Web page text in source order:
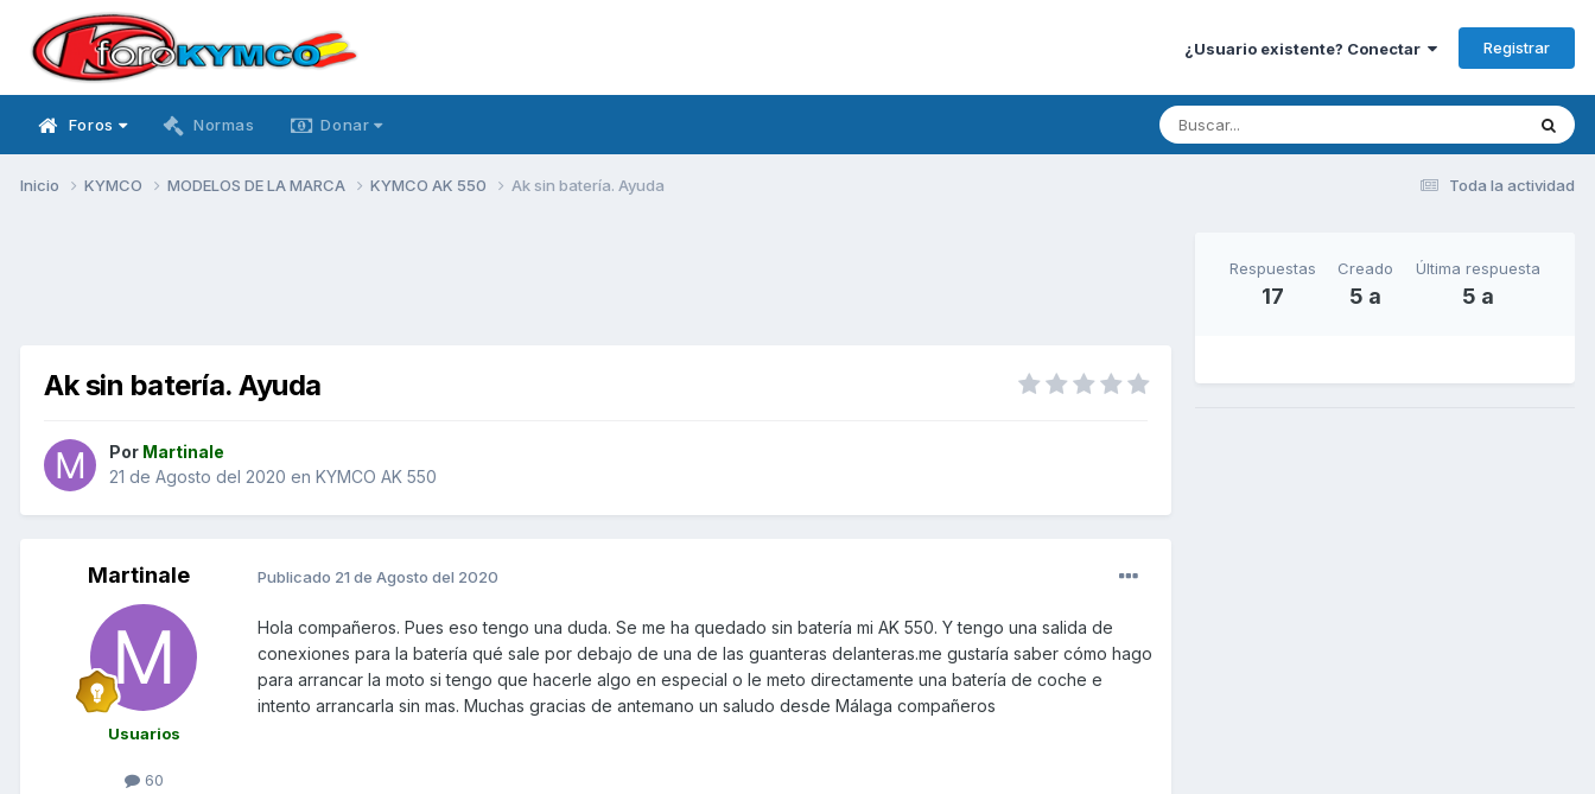
¿Usuario existente? Conectar Registrar
Foros Normas Donar
Toda la actividad
Inicio KYMCO MODELOS DE LA MARCA KYMCO AK 550 Ak sin batería. Ayuda
Ak sin batería. Ayuda
Por Martinale
21 de Agosto del 2020 en KYMCO AK 550
Martinale
Usuarios
60
Publicado 21 de Agosto del 2020
Hola compañeros. Pues eso tengo una duda. Se me ha quedado sin batería mi AK 550. Y tengo una salida de
conexiones para la batería qué sale por debajo de una de las guanteras delanteras.me gustaría saber cómo hago
para arrancar la moto si tengo que hacerle algo en especial o le meto directamente una batería de coche e
intento arrancarla sin mas. Muchas gracias de antemano un saludo desde Málaga compañeros
Respuestas
17
Creado
5 a
Última respuesta
5 a